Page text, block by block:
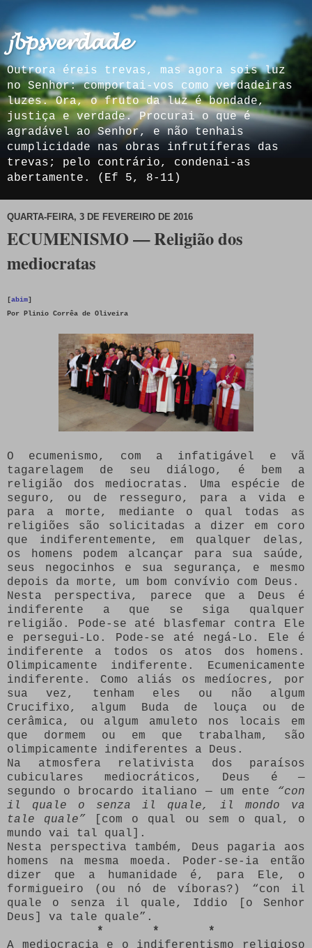
𝓳𝓫𝓹𝓼𝓿𝓮𝓻𝓭𝓪𝓭𝓮
Outrora éreis trevas, mas agora sois luz
no Senhor: comportai-vos como verdadeiras
luzes. Ora, o fruto da luz é bondade,
justiça e verdade. Procurai o que é
agradável ao Senhor, e não tenhais
cumplicidade nas obras infrutíferas das
trevas; pelo contrário, condenai-as
abertamente. (Ef 5, 8-11)
QUARTA-FEIRA, 3 DE FEVEREIRO DE 2016
ECUMENISMO — Religião dos
mediocratas
[abim]
Por
Plinio Corrêa de Oliveira
O ecumenismo, com a infatigável e vã
tagarelagem de seu diálogo, é bem a
religião dos mediocratas. Uma espécie de
seguro, ou de resseguro, para a vida e
para a morte, mediante o qual todas as
religiões são solicitadas a dizer em coro
que indiferentemente, em qualquer delas,
os homens podem alcançar para sua saúde,
seus negocinhos e sua segurança, e mesmo
depois da morte, um bom convívio com Deus.
Nesta perspectiva, parece que a Deus é
indiferente a que se siga qualquer
religião. Pode-se até blasfemar contra Ele
e persegui-Lo. Pode-se até negá-Lo. Ele é
indiferente a todos os atos dos homens.
Olimpicamente indiferente. Ecumenicamente
indiferente. Como aliás os medíocres, por
sua vez, tenham eles ou não algum
Crucifixo, algum Buda de louça ou de
cerâmica, ou algum amuleto nos locais em
que dormem ou em que trabalham, são
olimpicamente indiferentes a Deus.
Na atmosfera relativista dos paraísos
cubiculares mediocráticos, Deus é —
segundo o brocardo italiano — um ente
“con
il quale o senza il quale, il mondo va
tale quale” [com o qual ou sem o qual, o
mundo vai tal qual].
Nesta perspectiva também, Deus pagaria aos
homens na mesma moeda. Poder-se-ia então
dizer que a humanidade é, para Ele, o
formigueiro (ou nó de víboras?) “con il
quale o senza il quale, Iddio [o Senhor
Deus] va tale quale”.
* * *
A mediocracia e o indiferentismo religioso